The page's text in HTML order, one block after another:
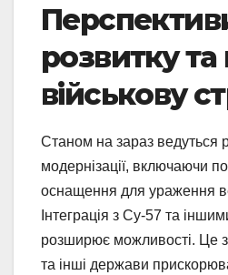
розвитку
військову
Станом на зараз ведуться
модернізації, включаючи
оснащення для ураження
Інтеграція з Су-57 та
розширює можливості. Це
та інші держави